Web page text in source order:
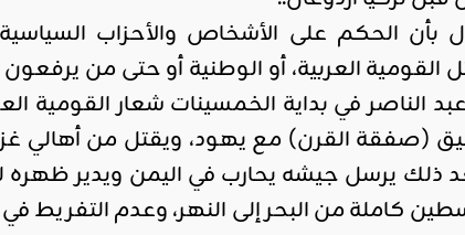
الحكم على الأشخاص والأحزاب السياسية؛
القومية العربية، أو الوطنية أو حتى من
الناصر في بداية الخمسينات شعار القومية
(صفقة القرن) مع يهود، ويقتل من أهالي
بـه بعد ذلك يرسل جيشه يحارب في اليمن